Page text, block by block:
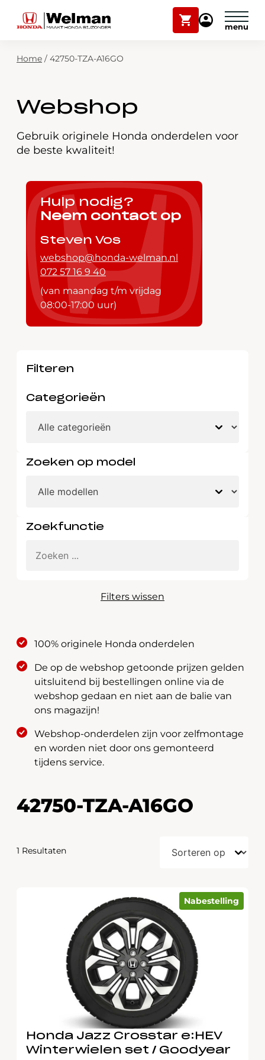
Winkelwagen
Mijn
Modellen
Over ons
Webshop
Contact
Zoekfunctie
Plan onderhoud
Mijn Honda Welman
Home / 42750-TZA-A16GO
Webshop
Gebruik originele Honda onderdelen voor
de beste kwaliteit!
Hulp nodig?
Neem contact op
Steven Vos
webshop@honda-welman.nl
072 57 16 9 40
(van maandag t/m vrijdag
08:00-17:00 uur)
Filteren
Categorieën
Zoeken op model
Zoekfunctie
Filters wissen
100% originele Honda onderdelen
De op de webshop getoonde prijzen gelden
uitsluitend bij bestellingen online via de
webshop gedaan en niet aan de balie van
ons magazijn!
Webshop-onderdelen zijn voor zelfmontage
en worden niet door ons gemonteerd
tijdens service.
42750-TZA-A16GO
1 Resultaten
Nabestelling
Honda Jazz Crosstar e:HEV
Winterwielen set / Goodyear